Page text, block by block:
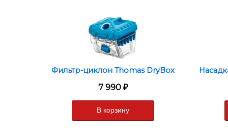
По окончании
Все детали аква-
Фильтр-циклон Thomas DryBox
7 990 ₽